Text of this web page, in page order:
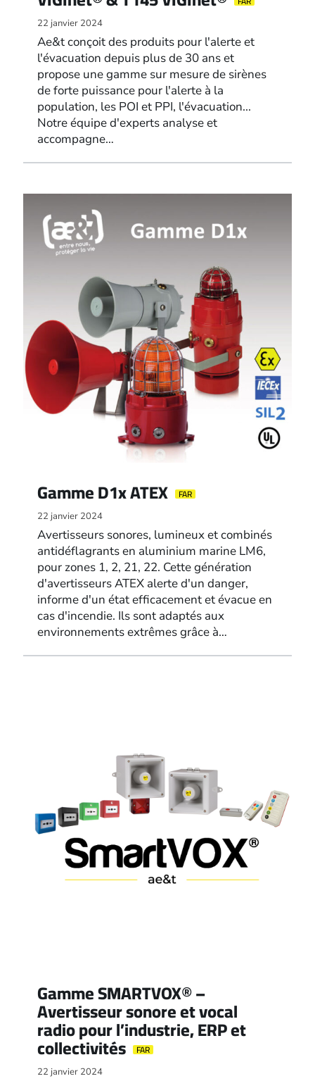
22 janvier 2024
Ae&t conçoit des produits pour l'alerte et
l'évacuation depuis plus de 30 ans et
propose une gamme sur mesure de sirènes
de forte puissance pour l'alerte à la
population, les POI et PPI, l'évacuation...
Notre équipe d'experts analyse et
accompagne…
Gamme D1x ATEX FAR
22 janvier 2024
Avertisseurs sonores, lumineux et combinés
antidéflagrants en aluminium marine LM6,
pour zones 1, 2, 21, 22. Cette génération
d'avertisseurs ATEX alerte d'un danger,
informe d'un état efficacement et évacue en
cas d'incendie. Ils sont adaptés aux
environnements extrêmes grâce à…
Gamme SMARTVOX® –
Avertisseur sonore et vocal
radio pour l’industrie, ERP et
collectivités FAR
22 janvier 2024